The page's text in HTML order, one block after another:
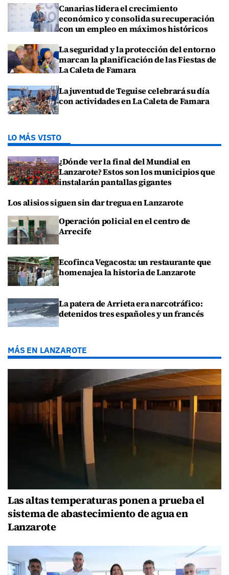
Canarias lidera el crecimiento
económico y consolida su recuperación
con un empleo en máximos históricos
La seguridad y la protección del entorno
marcan la planificación de las Fiestas de
La Caleta de Famara
La juventud de Teguise celebrará su día
con actividades en La Caleta de Famara
LO MÁS VISTO
¿Dónde ver la final del Mundial en
Lanzarote? Estos son los municipios que
instalarán pantallas gigantes
Los alisios siguen sin dar tregua en Lanzarote
Operación policial en el centro de
Arrecife
Ecofinca Vegacosta: un restaurante que
homenajea la historia de Lanzarote
La patera de Arrieta era narcotráfico:
detenidos tres españoles y un francés
MÁS EN LANZAROTE
Las altas temperaturas ponen a prueba el
sistema de abastecimiento de agua en
Lanzarote